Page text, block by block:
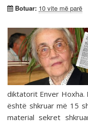
Botuar: 10 vite më parë
diktatorit Enver Hoxha.
është shkruar më 15
material sekret